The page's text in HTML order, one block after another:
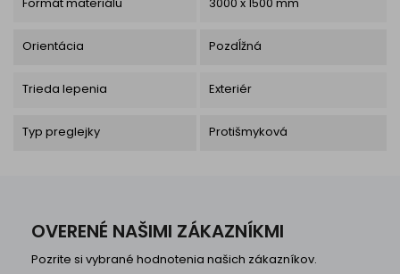
Orientácia Pozdĺžná
Trieda lepenia Exteriér
Typ preglejky Protišmyková
OVERENÉ NAŠIMI ZÁKAZNÍKMI
Pozrite si vybrané hodnotenia našich zákazníkov.